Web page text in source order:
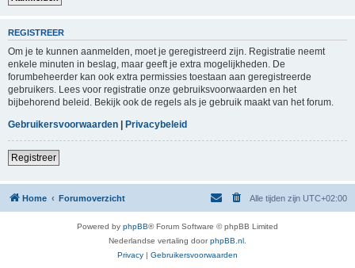
REGISTREER
Om je te kunnen aanmelden, moet je geregistreerd zijn. Registratie neemt
enkele minuten in beslag, maar geeft je extra mogelijkheden. De
forumbeheerder kan ook extra permissies toestaan aan geregistreerde
gebruikers. Lees voor registratie onze gebruiksvoorwaarden en het
bijbehorend beleid. Bekijk ook de regels als je gebruik maakt van het forum.
Gebruikersvoorwaarden | Privacybeleid
Registreer
Home Forumoverzicht Alle tijden zijn UTC+02:00
Powered by phpBB® Forum Software © phpBB Limited
Nederlandse vertaling doorphpBB.nl
Privacy | Gebruikersvoorwaarden